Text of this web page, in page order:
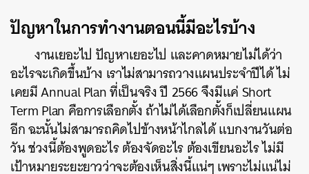
ปัญหาในการทำงานตอนนี้มีอะไรบ้าง
งานเยอะไป ปัญหาเยอะไป และคาดหมายไม่ได้ว่า
อะไรจะเกิดขึ้นบ้าง เราไม่สามารถวางแผนประจำปีได้ ไม่
เคยมี Annual Plan ที่เป็นจริง ปี 2566 จึงมีแค่ Short
Term Plan คือการเลือกตั้ง ถ้าไม่ได้เลือกตั้งก็เปลี่ยนแผน
อีก ฉะนั้นไม่สามารถคิดไปข้างหน้าไกลได้ แบกงานวันต่อ
วัน ช่วงนี้ต้องพูดอะไร ต้องจัดอะไร ต้องเขียนอะไร ไม่มี
เป้าหมายระยะยาวว่าจะต้องเห็นสิ่งนี้แน่ๆ เพราะไม่แน่ไม่